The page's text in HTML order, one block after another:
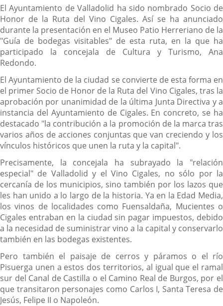
Descripción
El Ayuntamiento de Valladolid ha sido nombrado Socio de
Honor de la Ruta del Vino Cigales. Así se ha anunciado
durante la presentación en el Museo Patio Herreriano de la
"Guía de bodegas visitables" de esta ruta, en la que ha
participado la concejala de Cultura y Turismo, Ana
Redondo.
El Ayuntamiento de la ciudad se convierte de esta forma en
el primer Socio de Honor de la Ruta del Vino Cigales, tras la
aprobación por unanimidad de la última Junta Directiva y a
instancia del Ayuntamiento de Cigales. En concreto, se ha
destacado "la contribución a la promoción de la marca tras
varios años de acciones conjuntas que van creciendo y los
vínculos históricos que unen la ruta y la capital".
Precisamente, la concejala ha subrayado la "relación
especial" de Valladolid y el Vino Cigales, no sólo por la
cercanía de los municipios, sino también por los lazos que
les han unido a lo largo de la historia. Ya en la Edad Media,
los vinos de localidades como Fuensaldaña, Mucientes o
Cigales entraban en la ciudad sin pagar impuestos, debido
a la necesidad de suministrar vino a la capital y conservarlo
también en las bodegas existentes.
Pero también el paisaje de cerros y páramos o el río
Pisuerga unen a estos dos territorios, al igual que el ramal
sur del Canal de Castilla o el Camino Real de Burgos, por el
que transitaron personajes como Carlos I, Santa Teresa de
Jesús, Felipe II o Napoleón.